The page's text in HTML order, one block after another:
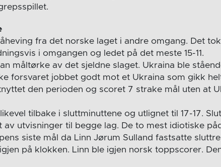
fra det norske laget i andre omgang. Det
i omgangen og ledet på det meste 15-11.
måltørke av det sjeldne slaget. Ukraina ble
forsvaret jobbet godt mot et Ukraina som gikk
den perioden og scoret 7 strake mål uten at
tilbake i sluttminuttene og utlignet til 17-17.
av utvisninger til begge lag. De to mest idiotiske
siste mål da Linn Jørum Sulland fastsatte
på klokken. Linn ble igjen norsk toppscorer.